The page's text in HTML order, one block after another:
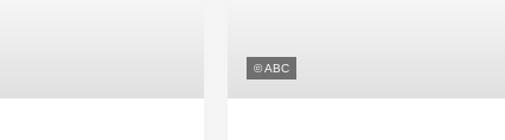
© ABC